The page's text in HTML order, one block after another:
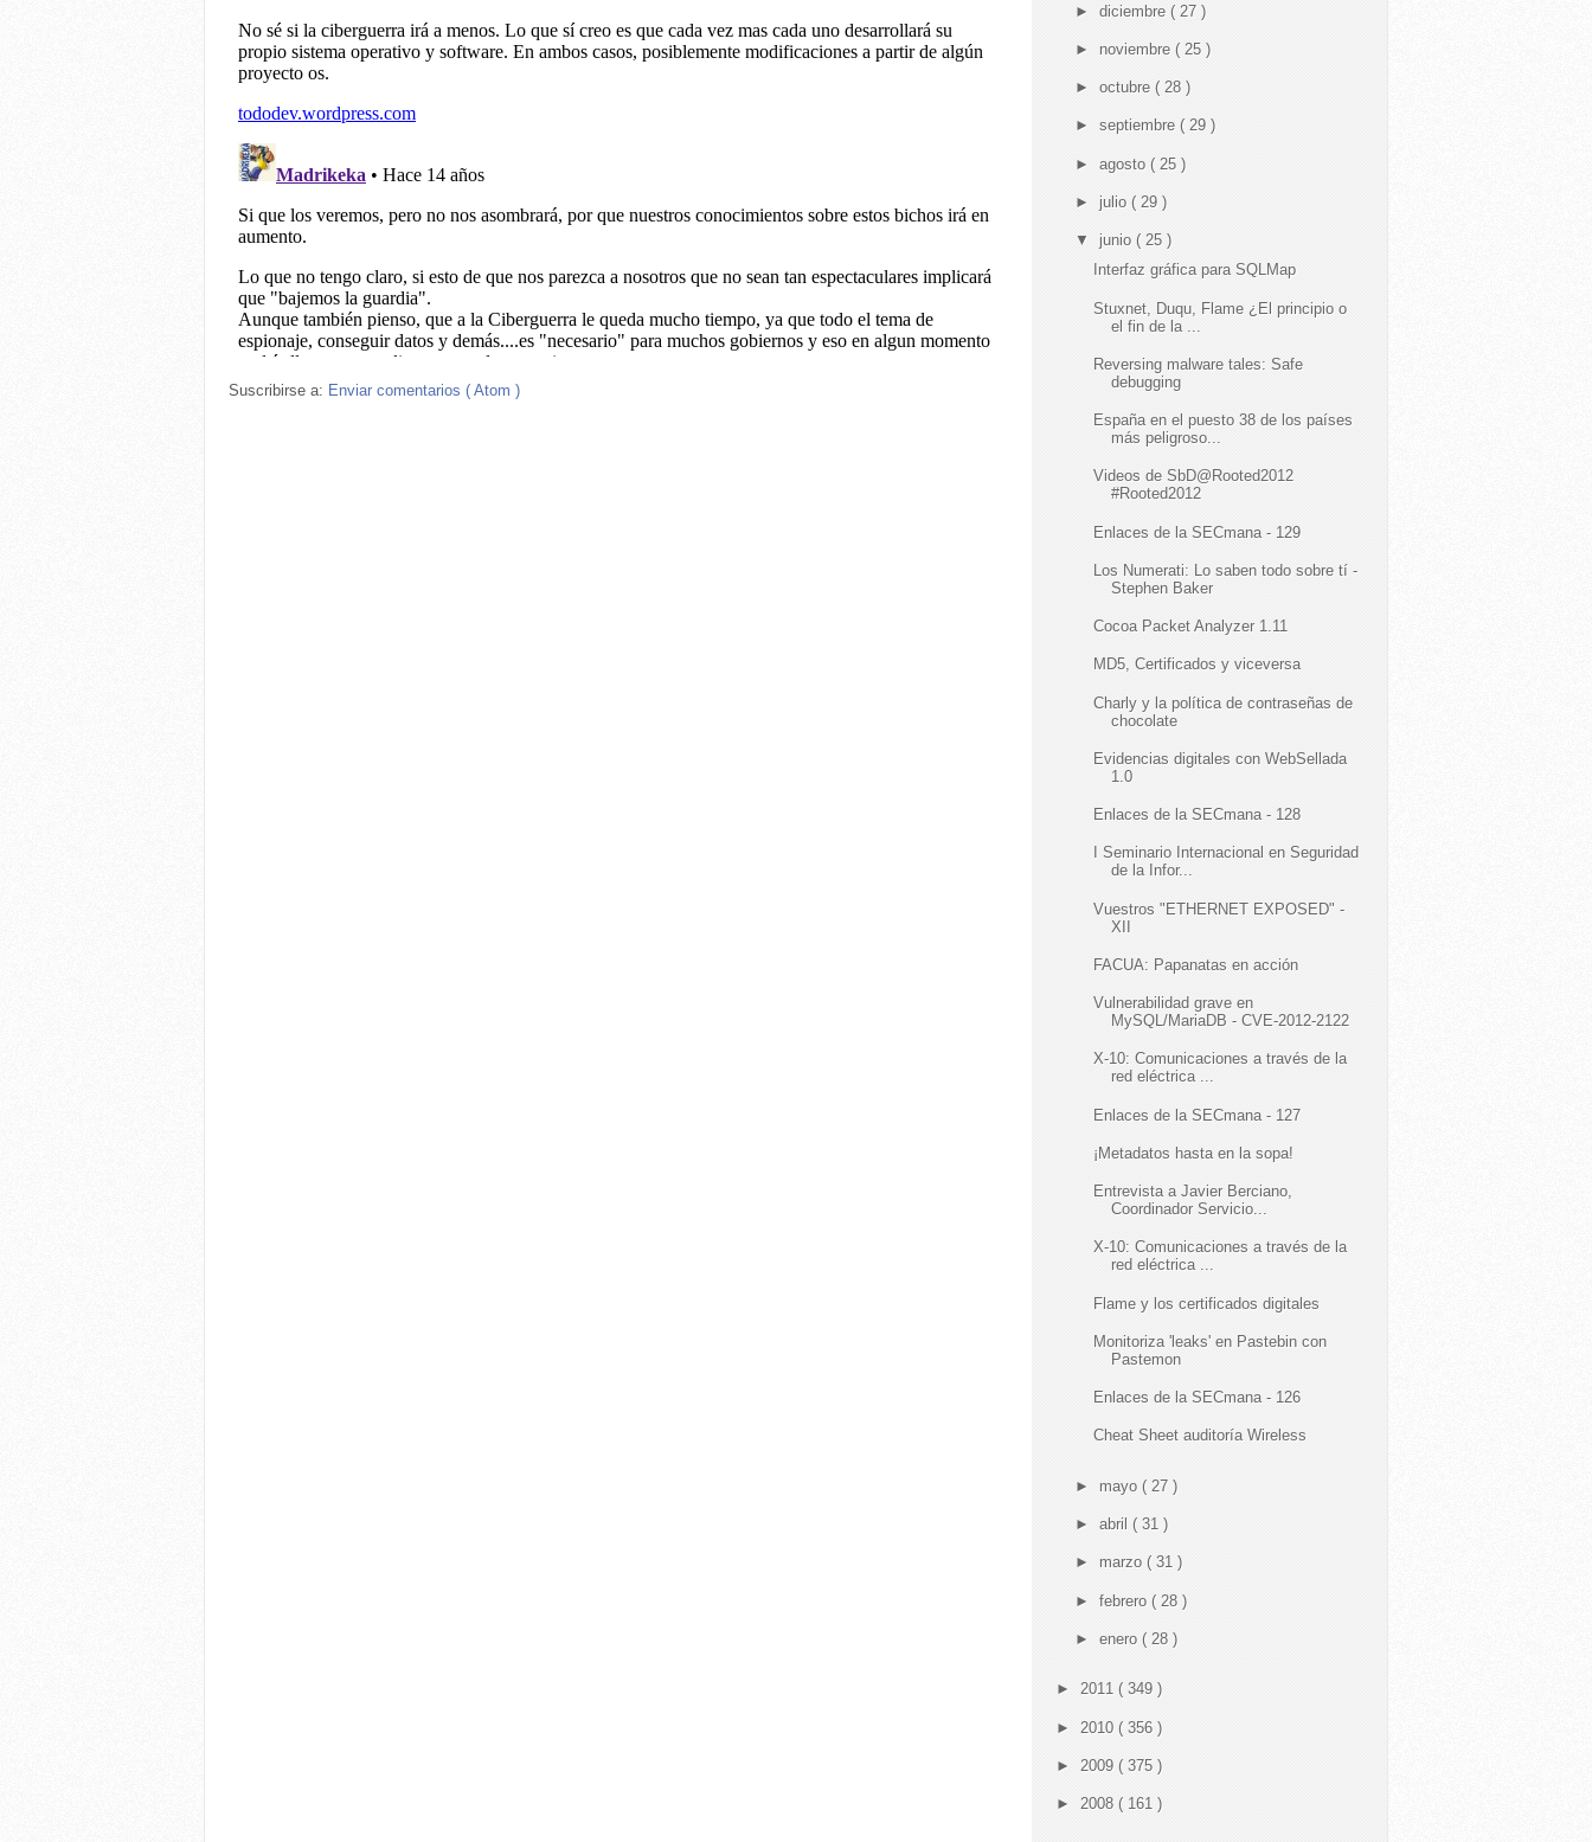
Suscribirse a: Enviar comentarios ( Atom )
► diciembre ( 27 )
► noviembre ( 25 )
► octubre ( 28 )
► septiembre ( 29 )
► agosto ( 25 )
► julio ( 29 )
▼ junio ( 25 )
Interfaz gráfica para SQLMap
Stuxnet, Duqu, Flame ¿El principio o
el fin de la ...
Reversing malware tales: Safe
debugging
España en el puesto 38 de los países
más peligroso...
Videos de SbD@Rooted2012
#Rooted2012
Enlaces de la SECmana - 129
Los Numerati: Lo saben todo sobre tí -
Stephen Baker
Cocoa Packet Analyzer 1.11
MD5, Certificados y viceversa
Charly y la política de contraseñas de
chocolate
Evidencias digitales con WebSellada
1.0
Enlaces de la SECmana - 128
I Seminario Internacional en Seguridad
de la Infor...
Vuestros "ETHERNET EXPOSED" -
XII
FACUA: Papanatas en acción
Vulnerabilidad grave en
MySQL/MariaDB - CVE-2012-2122
X-10: Comunicaciones a través de la
red eléctrica ...
Enlaces de la SECmana - 127
¡Metadatos hasta en la sopa!
Entrevista a Javier Berciano,
Coordinador Servicio...
X-10: Comunicaciones a través de la
red eléctrica ...
Flame y los certificados digitales
Monitoriza 'leaks' en Pastebin con
Pastemon
Enlaces de la SECmana - 126
Cheat Sheet auditoría Wireless
► mayo ( 27 )
► abril ( 31 )
► marzo ( 31 )
► febrero ( 28 )
► enero ( 28 )
► 2011 ( 349 )
► 2010 ( 356 )
► 2009 ( 375 )
► 2008 ( 161 )